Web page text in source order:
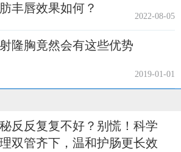
丰唇效果如何？
2022-08-05
隆胸竟然会有这些优势
2019-01-01
反反复复不好？别慌！科学
双管齐下，温和护肠更长效